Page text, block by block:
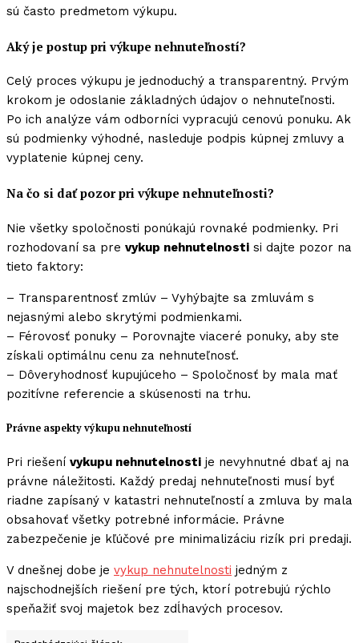
sú často predmetom výkupu.
Aký je postup pri výkupe nehnuteľností?
Celý proces výkupu je jednoduchý a transparentný. Prvým
krokom je odoslanie základných údajov o nehnuteľnosti.
Po ich analýze vám odborníci vypracujú cenovú ponuku. Ak
sú podmienky výhodné, nasleduje podpis kúpnej zmluvy a
vyplatenie kúpnej ceny.
Na čo si dať pozor pri výkupe nehnuteľnosti?
Nie všetky spoločnosti ponúkajú rovnaké podmienky. Pri
rozhodovaní sa pre vykup nehnutelnosti si dajte pozor na
tieto faktory:
– Transparentnosť zmlúv – Vyhýbajte sa zmluvám s
nejasnými alebo skrytými podmienkami.
– Férovosť ponuky – Porovnajte viaceré ponuky, aby ste
získali optimálnu cenu za nehnuteľnosť.
– Dôveryhodnosť kupujúceho – Spoločnosť by mala mať
pozitívne referencie a skúsenosti na trhu.
Právne aspekty výkupu nehnuteľností
Pri riešení vykupu nehnutelnosti je nevyhnutné dbať aj na
právne náležitosti. Každý predaj nehnuteľnosti musí byť
riadne zapísaný v katastri nehnuteľností a zmluva by mala
obsahovať všetky potrebné informácie. Právne
zabezpečenie je kľúčové pre minimalizáciu rizík pri predaji.
V dnešnej dobe je vykup nehnutelnosti jedným z
najschodnejších riešení pre tých, ktorí potrebujú rýchlo
speňažiť svoj majetok bez zdĺhavých procesov.